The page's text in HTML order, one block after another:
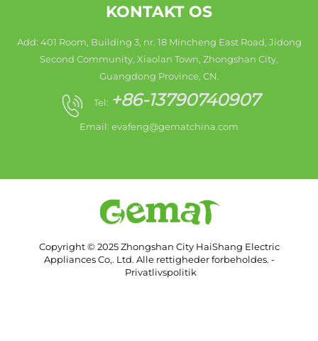
KONTAKT OS
Add: 401 Room, Building 3, nr. 18 Mincheng East Road, Jidong
Second Community, Xiaolan Town, Zhongshan City,
Guangdong Province, CN.
Tel: +86-13790740907
Email: evafeng@gematchina.com
Copyright © 2025 Zhongshan City HaiShang Electric
Appliances Co,. Ltd. Alle rettigheder forbeholdes. -
Privatlivspolitik